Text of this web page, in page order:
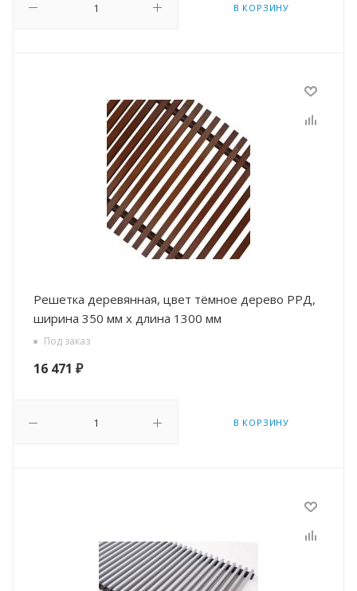
В КОРЗИНУ
Решетка деревянная, цвет тёмное дерево РРД,
ширина 350 мм х длина 1300 мм
Под заказ
16 471 ₽
В КОРЗИНУ